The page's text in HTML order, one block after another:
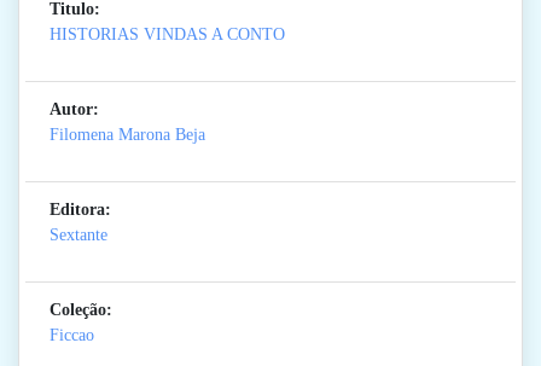
Titulo:
HISTORIAS VINDAS A CONTO
Autor:
Filomena Marona Beja
Editora:
Sextante
Coleção:
Ficcao